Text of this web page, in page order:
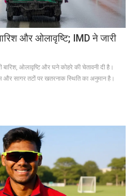
और ओलावृष्टि; IMD ने जारी
बारिश, ओलावृष्टि और घने कोहरे की चेतावनी दी है।
और सागर तटों पर खतरनाक स्थिति का अनुमान है।